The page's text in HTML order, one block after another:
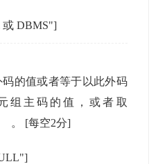
或 DBMS"]
的值或者等于以此外码
组主码的值，或者取
。 [每空2分]